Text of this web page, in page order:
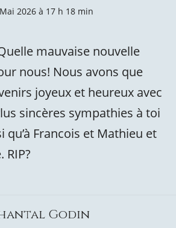
2026 à 17 h 18 min
mauvaise nouvelle
nous! Nous avons que
joyeux et heureux avec
sincères sympathies à toi
qu’à Francois et Mathieu et
Godin